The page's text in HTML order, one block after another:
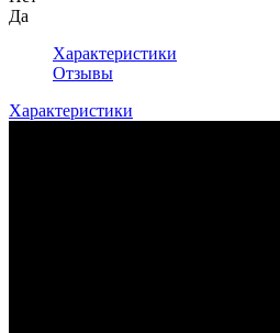
Да
Характеристики
Отзывы
Характеристики